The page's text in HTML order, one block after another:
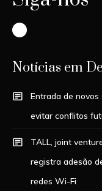
Instagram
Notícias em
Entrada de
evitar conflitos
TALL, joint
registra adesão
redes Wi-Fi